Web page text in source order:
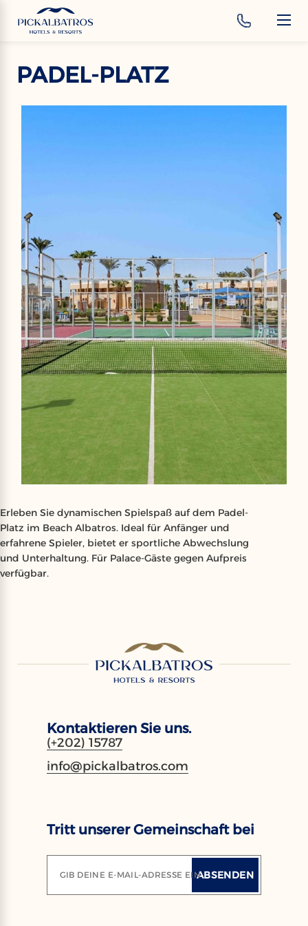
DE
PADEL-PLATZ
Erleben Sie dynamischen Spielspaß auf dem Padel-
Platz im Beach Albatros. Ideal für Anfänger und
erfahrene Spieler, bietet er sportliche Abwechslung
und Unterhaltung. Für Palace-Gäste gegen Aufpreis
verfügbar.
Kontaktieren Sie uns.
(+202) 15787
info@pickalbatros.com
Tritt unserer Gemeinschaft bei
GIB DEINE E-MAIL-ADRESSE EINABSENDEN